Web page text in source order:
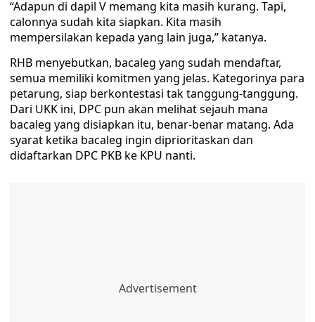
“Adapun di dapil V memang kita masih kurang. Tapi,
calonnya sudah kita siapkan. Kita masih
mempersilakan kepada yang lain juga,” katanya.
RHB menyebutkan, bacaleg yang sudah mendaftar,
semua memiliki komitmen yang jelas. Kategorinya para
petarung, siap berkontestasi tak tanggung-tanggung.
Dari UKK ini, DPC pun akan melihat sejauh mana
bacaleg yang disiapkan itu, benar-benar matang. Ada
syarat ketika bacaleg ingin diprioritaskan dan
didaftarkan DPC PKB ke KPU nanti.